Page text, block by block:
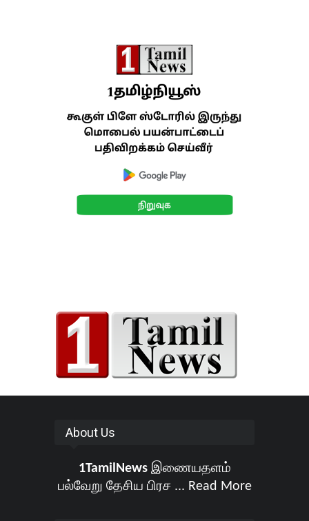
About Us
1TamilNewsஇணையதளம்
பல்வேறு தேசிய பிரச ... Read More